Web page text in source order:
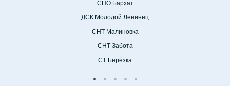
СПО Бархат
ДСК Молодой Ленинец
СНТ Малиновка
СНТ Забота
СТ Берёзка